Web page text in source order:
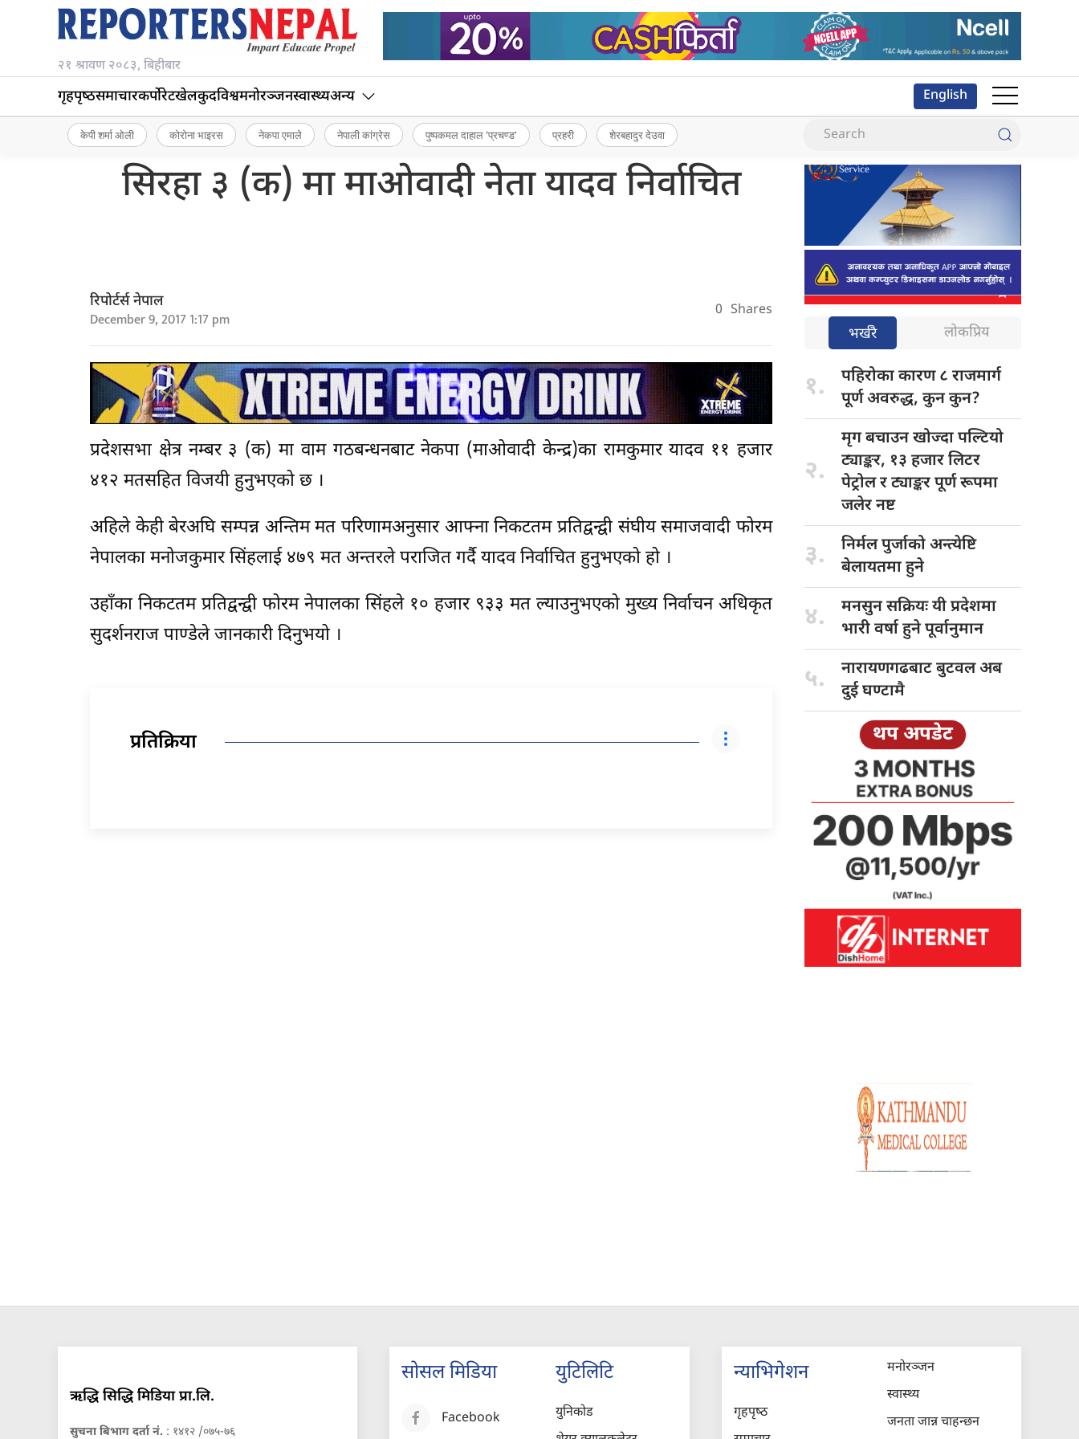
२१ श्रावण २०८३, बिहीबार
गृहपृष्‍ठसमाचारकर्पोरेटखेलकुदविश्वमनोरञ्जनस्वास्थ्यअन्य English
केपी शर्मा ओली कोरोना भाइरस नेकपा एमाले नेपाली कांग्रेस पुष्पकमल दाहाल ‘प्रचण्ड’ प्रहरी शेरबहादुर देउवा
सिरहा ३ (क) मा माओवादी नेता यादव निर्वाचित
रिपोर्टर्स नेपाल
December 9, 2017 1:17 pm 0 Shares
प्रदेशसभा क्षेत्र नम्बर ३ (क) मा वाम गठबन्धनबाट नेकपा (माओवादी केन्द्र)का रामकुमार यादव ११ हजार
४१२ मतसहित विजयी हुनुभएको छ ।
अहिले केही बेरअघि सम्पन्न अन्तिम मत परिणामअनुसार आफ्ना निकटतम प्रतिद्वन्द्वी संघीय समाजवादी फोरम
नेपालका मनोजकुमार सिंहलाई ४७९ मत अन्तरले पराजित गर्दै यादव निर्वाचित हुनुभएको हो ।
उहाँका निकटतम प्रतिद्वन्द्वी फोरम नेपालका सिंहले १० हजार ९३३ मत ल्याउनुभएको मुख्य निर्वाचन अधिकृत
सुदर्शनराज पाण्डेले जानकारी दिनुभयो ।
प्रतिक्रिया
भर्खरै लोकप्रिय
१. पहिरोका कारण८ राजमार्ग
पूर्ण अवरुद्ध, कुन कुन?
२.
मृग बचाउनखोज्दा पल्टियो
ट्याङ्कर, १३ हजार लिटर
पेट्रोल र ट्याङ्कर पूर्ण रूपमा
जलेर नष्ट
३. निर्मल पुर्जाकोअन्त्येष्टि
बेलायतमा हुने
४. मनसुन सक्रियःयी प्रदेशमा
भारी वर्षा हुने पूर्वानुमान
५. नारायणगढबाट बुटवलअब
दुई घण्टामै
थप अपडेट
ऋद्धि सिद्धि मिडिया प्रा.लि.
सुचना बिभाग दर्ता नं. : १४१२ /०७५-७६
सोसल मिडिया
Facebook
युटिलिटि
युनिकोड
न्याभिगेशन
गृहपृष्‍ठ
मनोरञ्जन
स्वास्थ्य
जनता जान्न चाहन्छन